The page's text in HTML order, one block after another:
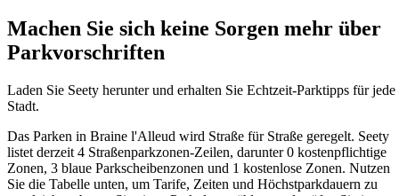
Machen Sie sich keine Sorgen mehr über
Parkvorschriften
Laden Sie Seety herunter und erhalten Sie Echtzeit-Parktipps für jede
Stadt.
Das Parken in Braine l'Alleud wird Straße für Straße geregelt. Seety
listet derzeit 4 Straßenparkzonen-Zeilen, darunter 0 kostenpflichtige
Zonen, 3 blaue Parkscheibenzonen und 1 kostenlose Zonen. Nutzen
Sie die Tabelle unten, um Tarife, Zeiten und Höchstparkdauern zu